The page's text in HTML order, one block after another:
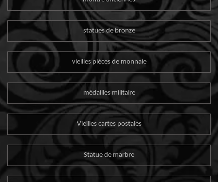
statues de bronze
vieilles pièces de monnaie
médailles militaire
Vieilles cartes postales
Statue de marbre